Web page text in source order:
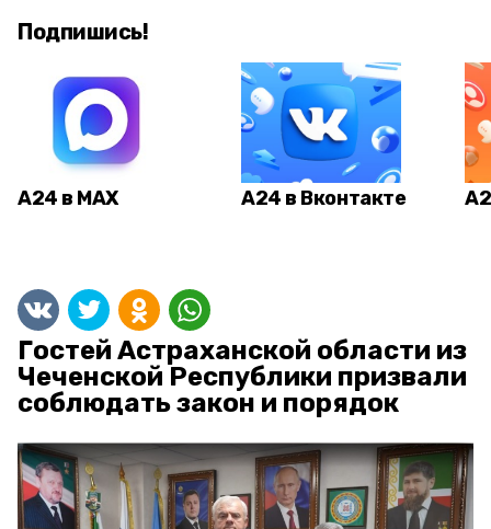
Подпишись!
А24 в MAX А24 в Вконтакте
Гостей Астраханской области из
Чеченской Республики призвали
соблюдать закон и порядок